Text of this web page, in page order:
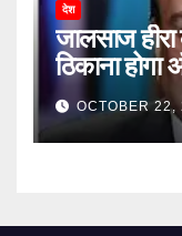
देश
जालसाज हीरा
ठिकाना
12OCTOBER 22,